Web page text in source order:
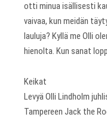
otti minua isällisesti
vaivaa, kun meidän
lauluja? Kyllä me Olli
hienolta. Kun sanat
Keikat
Levyä Olli Lindholm
Tampereen Jack the